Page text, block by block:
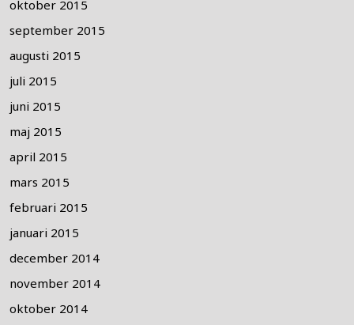
oktober 2015
september 2015
augusti 2015
juli 2015
juni 2015
maj 2015
april 2015
mars 2015
februari 2015
januari 2015
december 2014
november 2014
oktober 2014